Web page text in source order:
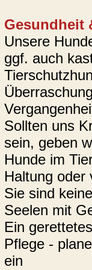
Gesundheit
Unsere
ggf. auch
Sollten uns
sein, geben
Hunde im
Haltung oder
Sie sind
Seelen mit
Ein
Pflege -
ein